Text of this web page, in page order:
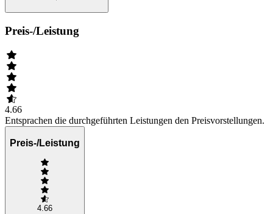
Preis-/Leistung
4.66
Entsprachen die durchgeführten Leistungen den Preisvorstellungen.
Preis-/Leistung
4.66